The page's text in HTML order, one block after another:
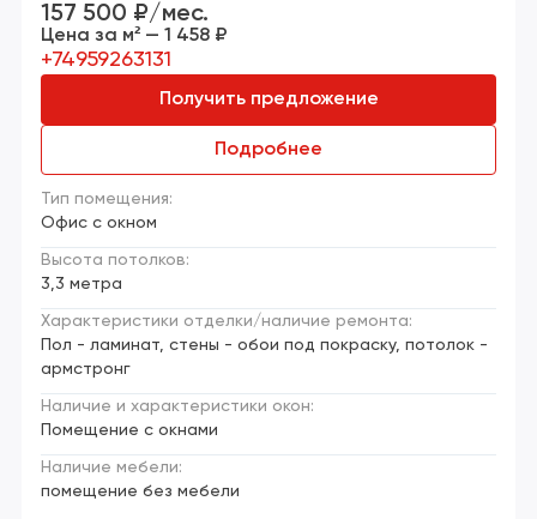
Тип помещения:
Офис с окном
Высота потолков:
3,3 метра
Характеристики отделки/наличие ремонта:
Пол - ламинат, стены - обои под покраску, потолок -
армстронг
Наличие и характеристики окон:
Помещение с окнами
Наличие мебели:
помещение без мебели
157 500 ₽/мес.
Цена за м² — 1 458 ₽
+74959263131
Получить предложение
Подробнее